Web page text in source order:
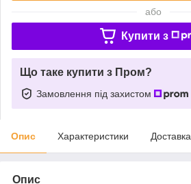
або
Купити з
Що таке купити з Пром?
Замовлення під захистом
Опис Характеристики Доставка
Опис